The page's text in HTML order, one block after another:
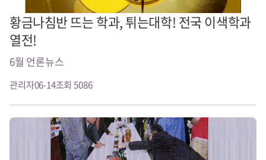
황금나침반 뜨는 학과, 튀는대학! 전국 이색학과
열전!
6월 언론뉴스
관리자06-14조회 5086